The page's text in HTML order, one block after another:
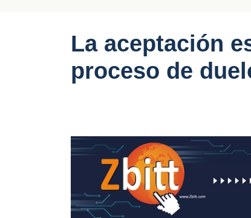
La aceptación
proceso de